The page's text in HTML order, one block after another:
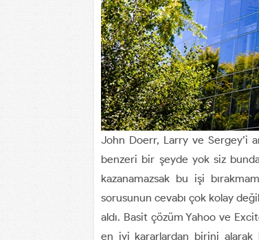
John Doerr, Larry ve Sergey’i
benzeri bir şeyde yok siz
kazanamazsak bu işi
sorusunun cevabı çok kolay
aldı. Basit çözüm Yahoo ve
en iyi kararlardan birini